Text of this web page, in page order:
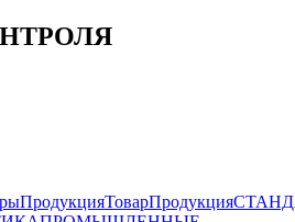
ПродукцияТоварПродукция